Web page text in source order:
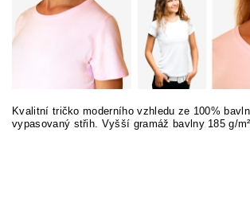
Kvalitní tričko moderního vzhledu ze 100%
vypasovaný střih. Vyšší gramáž bavlny 185 g/m².